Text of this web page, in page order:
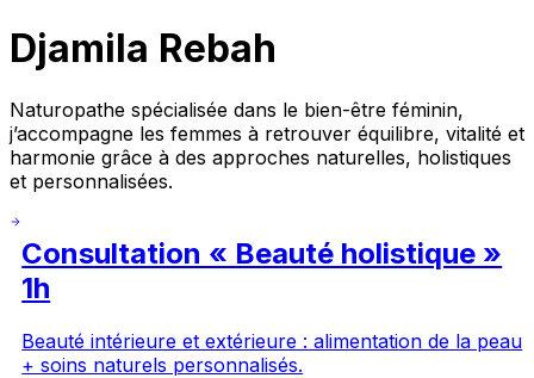
Djamila Rebah
Naturopathe spécialisée dans le bien-être féminin,
j’accompagne les femmes à retrouver équilibre, vitalité et
harmonie grâce à des approches naturelles, holistiques
et personnalisées.
Consultation « Beauté holistique »
1h
Beauté intérieure et extérieure : alimentation de la peau
+ soins naturels personnalisés.